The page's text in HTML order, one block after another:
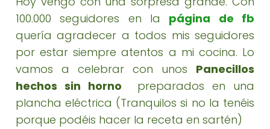
100.000 seguidores en la página de fb
quería agradecer a todos mis seguidores
por estar siempre atentos a mi cocina. Lo
vamos a celebrar con unos Panecillos
hechos sin horno preparados en una
plancha eléctrica (Tranquilos si no la tenéis
porque podéis hacer la receta en sartén)